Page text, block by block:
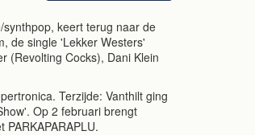
keert terug naar de
de single 'Lekker Westers'
(Revolting Cocks), Dani Klein
Terzijde: Vanthilt ging
Op 2 februari brengt